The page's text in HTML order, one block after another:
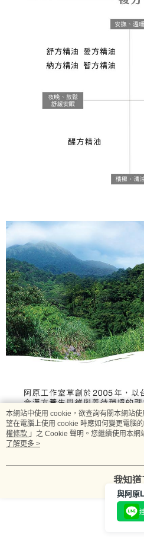
本網站中使用 cookie，欲查詢有關本網站使
望在電腦上使用 cookie 時應如何變更電腦
權條款 」之 Cookie 聲明。您繼續使用本
用條款之 Cookie 聲明使用 cookie。
了解更多 >
我知道
與阿原